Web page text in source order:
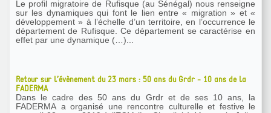
Le profil migratoire de Rufisque (au Sénégal) nous renseigne
sur les dynamiques qui font le lien entre « migration » et «
développement » à l’échelle d’un territoire, en l’occurrence le
département de Rufisque. Ce département se caractérise en
effet par une dynamique (…)...
Retour sur l’évènement du 23 mars : 50 ans du Grdr - 10 ans de la
FADERMA
Dans le cadre des 50 ans du Grdr et de ses 10 ans, la
FADERMA a organisé une rencontre culturelle et festive le